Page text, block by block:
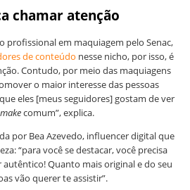
chamar atenção
profissional em maquiagem pelo Senac,
de conteúdo nesse nicho, por isso, é
Contudo, por meio das maquiagens
o maior interesse das pessoas
eles [meus seguidores] gostam de ver
makecomum”, explica.
por Bea Azevedo, influencer digital que
“para você se destacar, você precisa
autêntico! Quanto mais original e do seu
vão querer te assistir”.